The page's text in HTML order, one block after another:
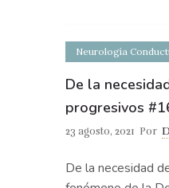
Neurología
De la
progresivos
23 agosto, 2021 Por
De la necesidad